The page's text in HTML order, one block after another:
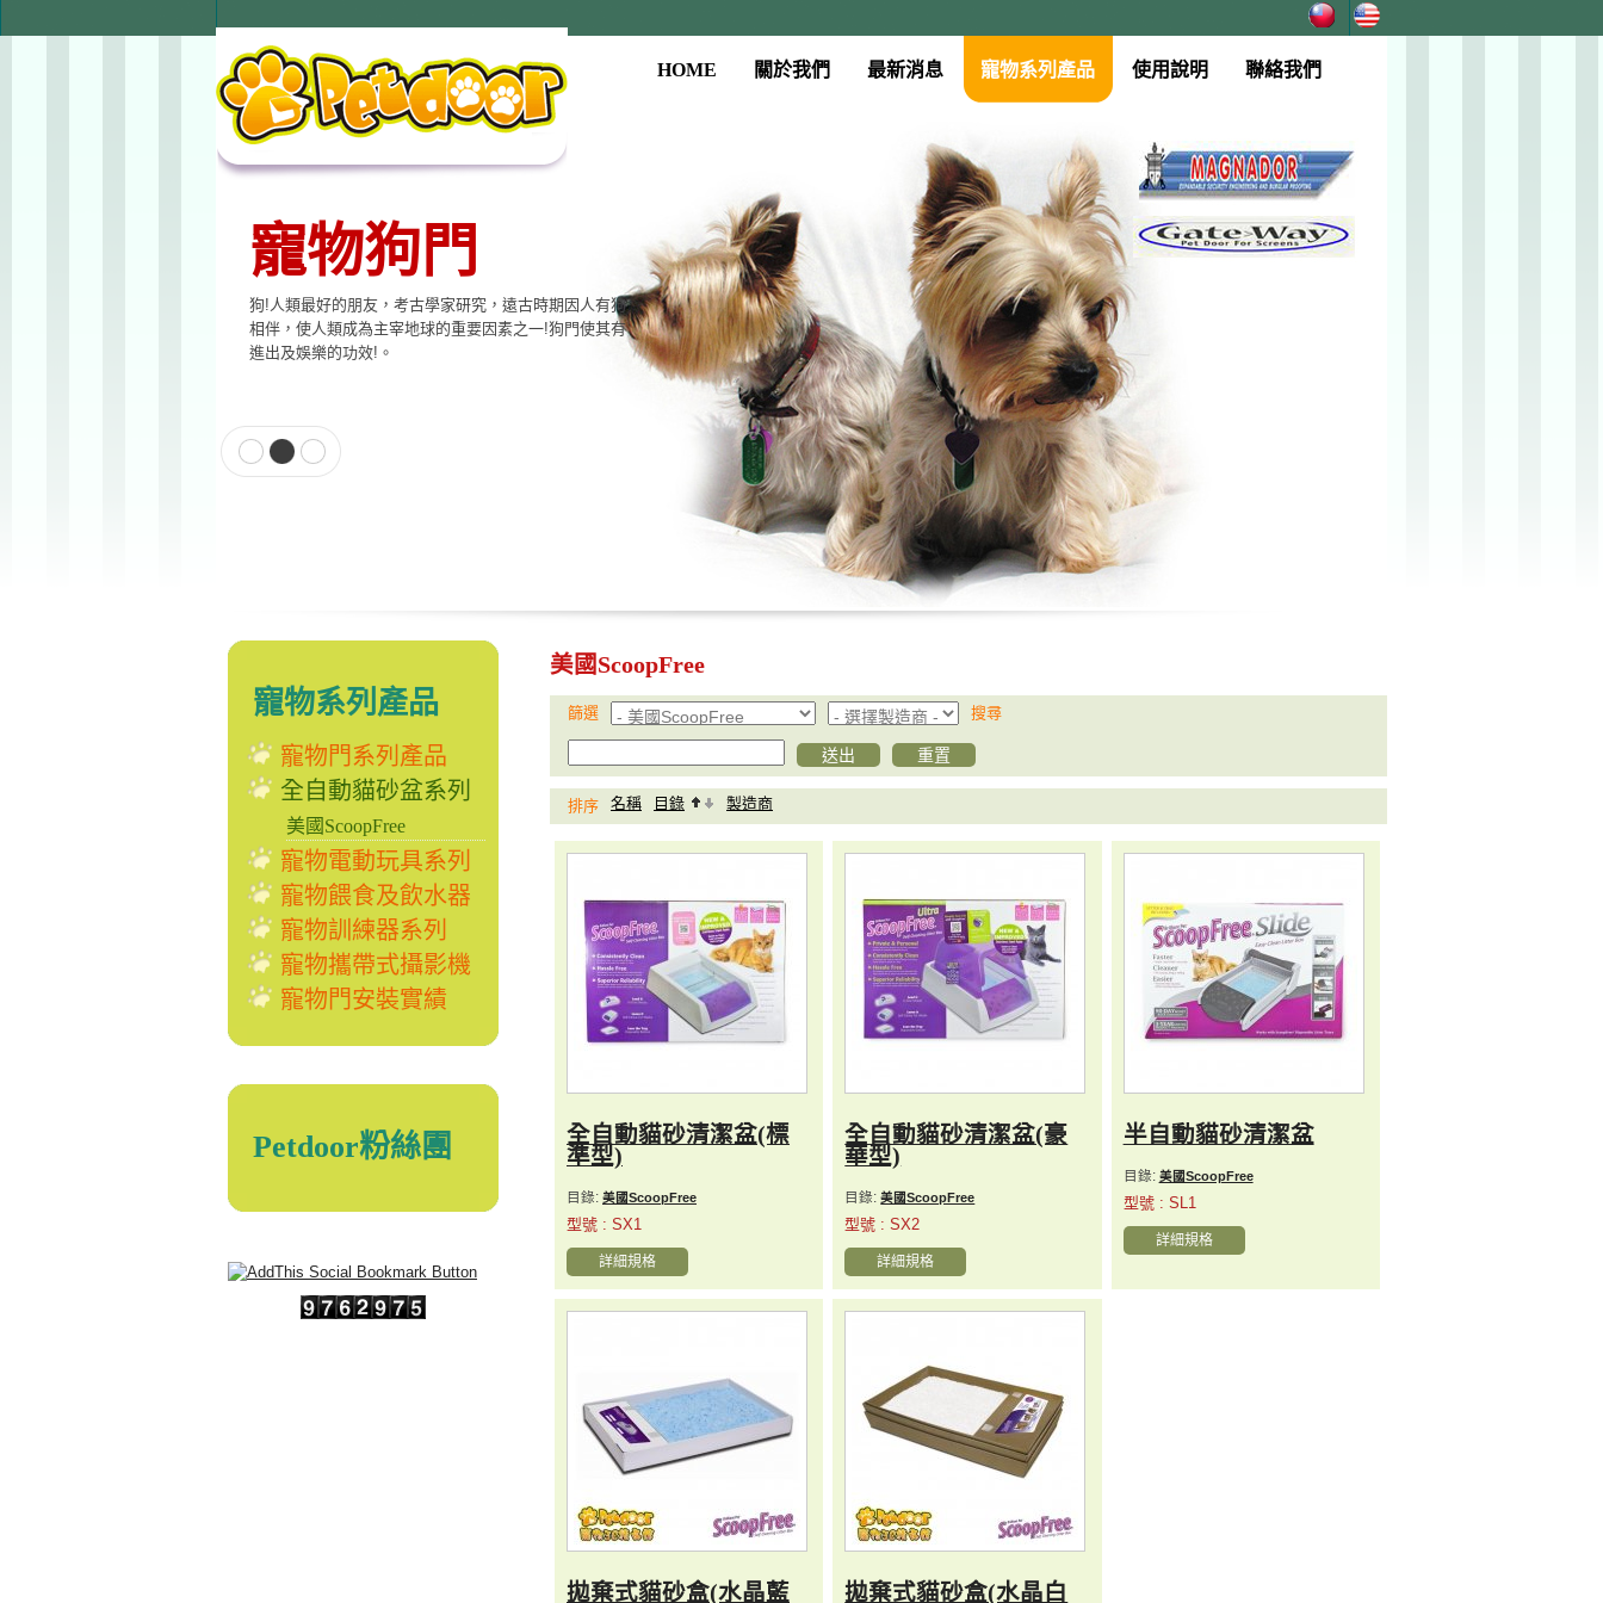
HOME 關於我們 最新消息 寵物系列產品 使用說明 聯絡我們
寵物狗門
狗!人類最好的朋友，考古學家研究，遠古時期因人有狗
相伴，使人類成為主宰地球的重要因素之一!狗門使其有
進出及娛樂的功效!。
寵物系列產品
寵物門系列產品
全自動貓砂盆系列
美國ScoopFree
寵物電動玩具系列
寵物餵食及飲水器
寵物訓練器系列
寵物攜帶式攝影機
寵物門安裝實績
Petdoor粉絲團
美國ScoopFree
篩選 搜尋
排序 名稱 目錄 製造商
全自動貓砂清潔盆(標
準型)
目錄: 美國ScoopFree
型號 : SX1
詳細規格
全自動貓砂清潔盆(豪
華型)
目錄:美國ScoopFree
型號 : SX2
詳細規格
半自動貓砂清潔盆
目錄: 美國ScoopFree
型號 : SL1
詳細規格
拋棄式貓砂盒(水晶藍
拋棄式貓砂盒(水晶白